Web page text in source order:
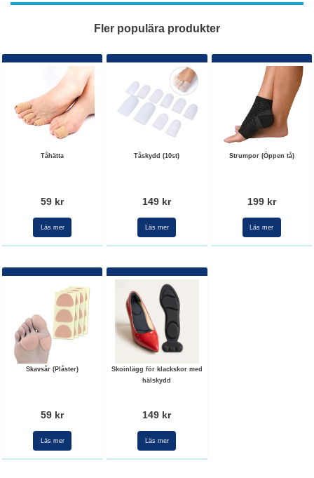
Fler populära produkter
Tåhätta
59 kr
Läs mer
Tåskydd (10st)
149 kr
Läs mer
Strumpor (Öppen tå)
199 kr
Läs mer
Skavsår (Plåster)
59 kr
Läs mer
Skoinlägg för klackskor med
hälskydd
149 kr
Läs mer